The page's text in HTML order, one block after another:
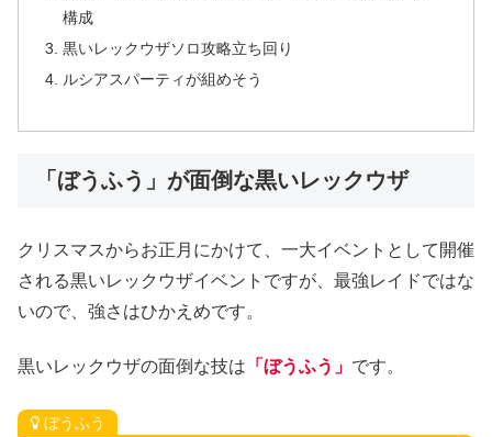
構成
黒いレックウザソロ攻略立ち回り
ルシアスパーティが組めそう
「ぼうふう」が面倒な黒いレックウザ
クリスマスからお正月にかけて、一大イベントとして開催
される黒いレックウザイベントですが、最強レイドではな
いので、強さはひかえめです。
黒いレックウザの面倒な技は 「ぼうふう」 です。
ぼうふう